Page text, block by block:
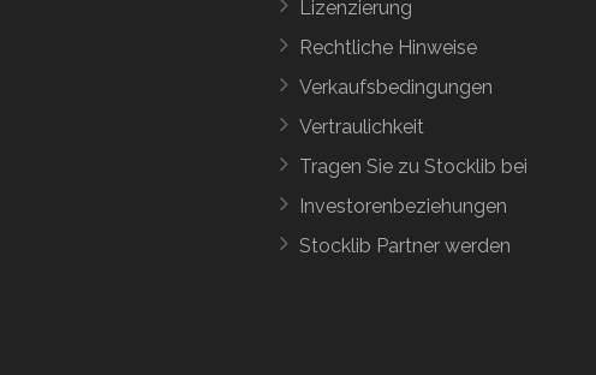
Lizenzierung
Rechtliche Hinweise
Verkaufsbedingungen
Vertraulichkeit
Tragen Sie zu Stocklib bei
Investorenbeziehungen
Stocklib Partner werden